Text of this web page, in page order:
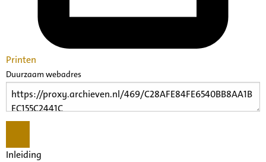
Printen
Duurzaam webadres
Inleiding